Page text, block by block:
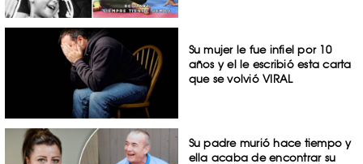
Su mujer le fue infiel por 10
años y el le escribió esta carta
que se volvió VIRAL
Su padre murió hace tiempo y
ella acaba de encontrar su